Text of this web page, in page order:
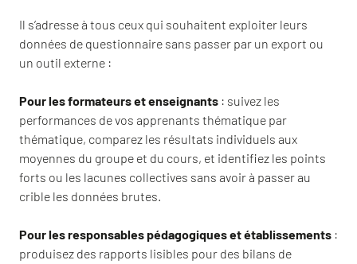
Il s’adresse à tous ceux qui souhaitent exploiter leurs
données de questionnaire sans passer par un export ou
un outil externe :
Pour les formateurs et enseignants : suivez les
performances de vos apprenants thématique par
thématique, comparez les résultats individuels aux
moyennes du groupe et du cours, et identifiez les points
forts ou les lacunes collectives sans avoir à passer au
crible les données brutes.
Pour les responsables pédagogiques et établissements :
produisez des rapports lisibles pour des bilans de